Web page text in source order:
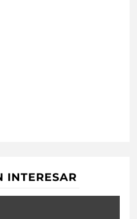
INTERESAR